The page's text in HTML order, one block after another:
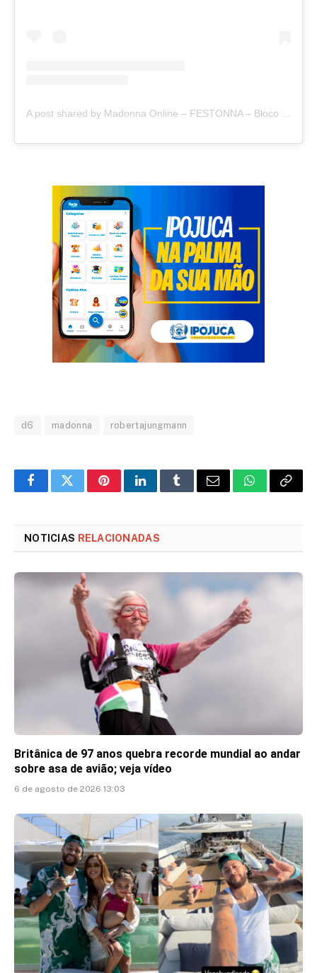
A post shared by Madonna Online – FESTONNA – Bloco A Madonna Tá Aqui (@madonnaonline)
d6 madonna robertajungmann
FacebookTwitterPinterestLinkedInTumblrEmail WhatsApp
Copy
NOTICIAS RELACIONADAS
Britânica de 97 anos quebra recorde mundial ao andar
sobre asa de avião; veja vídeo
6 de agosto de 2026 13:03